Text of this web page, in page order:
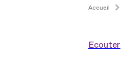
Accueil
Ecouter